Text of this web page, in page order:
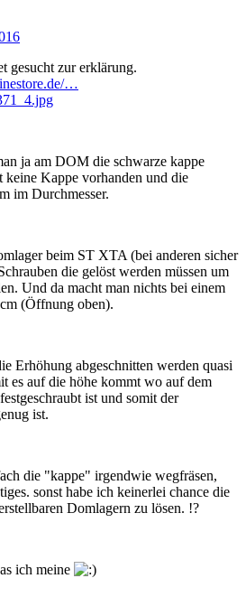
gesucht zur erklärung.
…
ja am DOM die schwarze kappe
keine Kappe vorhanden und die
im Durchmesser.
beim ST XTA (bei anderen sicher
die gelöst werden müssen um
Und da macht man nichts bei einem
(Öffnung oben).
Erhöhung abgeschnitten werden quasi
es auf die höhe kommt wo auf dem
ist und somit der
ist.
die "kappe" irgendwie wegfräsen,
sonst habe ich keinerlei chance die
Domlagern zu lösen. !?
ich meine